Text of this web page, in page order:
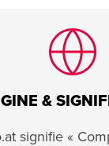
&
signifie «